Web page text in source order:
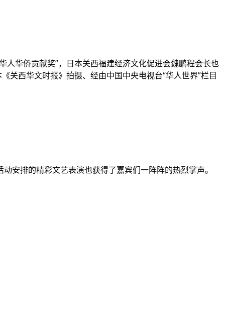
华侨贡献奖”，日本关西福建经济文化促进会魏鹏程会长也
关西华文时报》拍摄、经由中国中央电视台“华人世界”栏目
安排的精彩文艺表演也获得了嘉宾们一阵阵的热烈掌声。